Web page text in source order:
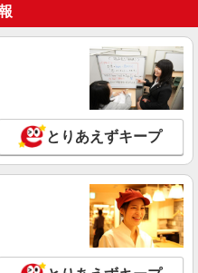
フ【Y!mobile】
※別途インセンティブ、職能評
代支給 ★交通費別途支給（規定
月2回払い・週払い
゜・。○。・゜+゜・。○。・゜
詳細を見る
気機種に詳しくなれる携帯販
1600円（経験・能力による） ※
別途支給（規定あり） ゜
とりあえずキープ